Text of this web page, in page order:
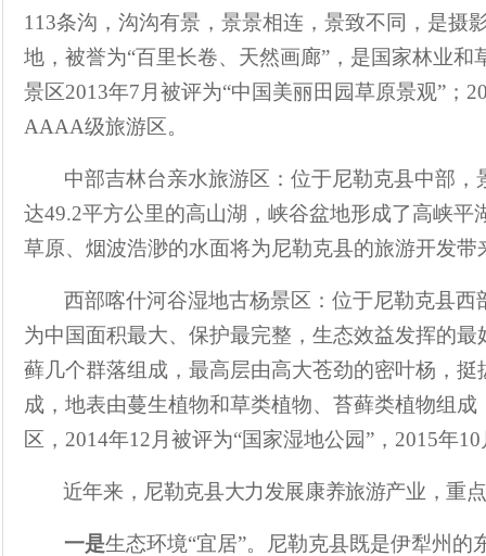
113条沟，沟沟有景，景景相连，景致不同，是摄
地，被誉为“百里长卷、天然画廊” ，是国家林业和
景区2013年7 月被评为“中国美丽田园草原景观” ；
AAAA级旅游区。
中部吉林台亲水旅游区：位于尼勒克县中部
达49.2平方公里的高山湖，峡谷盆地形成了高峡
草原、烟波浩渺的水面将为尼勒克县的旅游开发带
西部喀什河谷湿地古杨景区：位于尼勒克县西
为中国面积最大、保护最完整，生态效益发挥的
藓几个群落组成，最高层由高大苍劲的密叶杨，挺
成，地表由蔓生植物和草类植物、苔藓类植物组成
区， 2014年12 月被评为“国家湿地公园” ， 2015年10
近年来，尼勒克县大力发展康养旅游产业，重
一是生态环境“宜居”。尼勒克县既是伊犁州的